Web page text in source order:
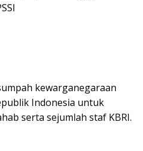
kewarganegaraan
Indonesia untuk
serta sejumlah staf KBRI.